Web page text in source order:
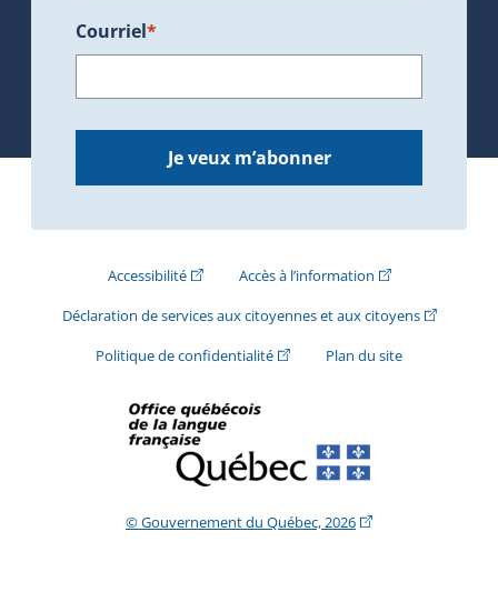
Courriel*
Je veux m’abonner
Accessibilité(Cet hyperlien externe s'ouvrira dans une
Accès à l’information(Cet hyperlien
Déclaration de services aux citoyennes et aux citoyens(Cet
Politique de confidentialité(Cet hyperlien externe s'ouvrira
Plan du site
© Gouvernement du Québec, 2026(Cet hyperlien